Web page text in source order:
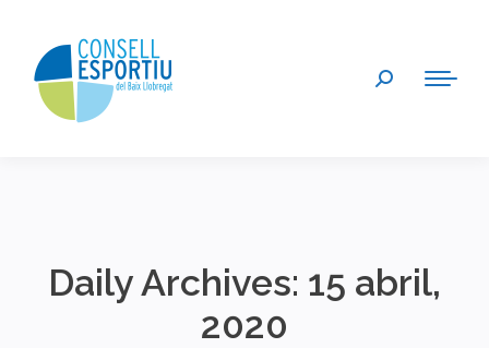
Search:
Daily Archives: 15 abril,
2020